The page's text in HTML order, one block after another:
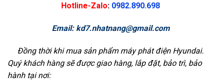
Hotline-Zalo: 0982.890.698
Email: kd7.nhatnang@gmail.com
Đồng thời khi mua sản phẩm máy phát điện Hyundai.
Quý khách hàng sẽ được giao hàng, lắp đặt, bảo trì, bảo
hành tại nơi: